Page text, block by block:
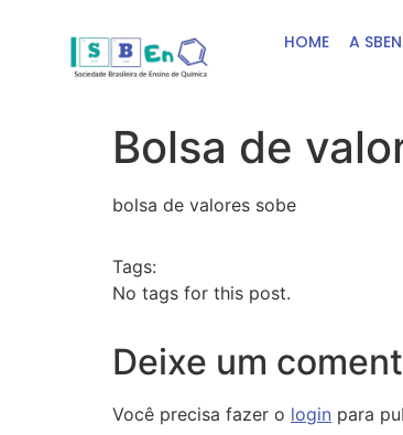
HOME A
Bolsa de
bolsa de valores sobe
Tags:
No tags for this post.
Deixe um
Você precisa fazer o login para